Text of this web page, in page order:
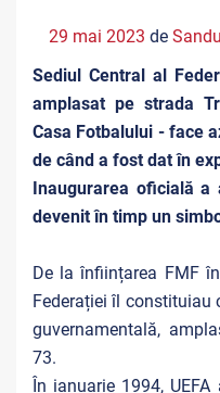
29 mai 2023 de
Sediul Central al
amplasat pe strada
Casa Fotbalului - face
de când a fost dat în
Inaugurarea oficială
devenit în timp un
De la înființarea FMF
Federației îl constituiau
guvernamentală,
73.
În ianuarie 1994,